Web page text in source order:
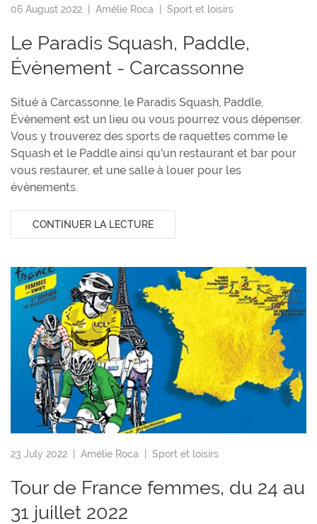
06 August 2022 | Amélie Roca Sport et loisirs
Le Paradis Squash, Paddle,
Évènement - Carcassonne
Situé à Carcassonne, le Paradis Squash, Paddle,
Évènement est un lieu ou vous pourrez vous dépenser.
Vous y trouverez des sports de raquettes comme le
Squash et le Paddle ainsi qu'un restaurant et bar pour
vous restaurer, et une salle à louer pour les
évènements.
CONTINUER LA LECTURE
23 July 2022 | Amélie Roca Sport et loisirs
Tour de France femmes, du 24 au
31 juillet 2022